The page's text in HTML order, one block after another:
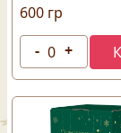
600 гр